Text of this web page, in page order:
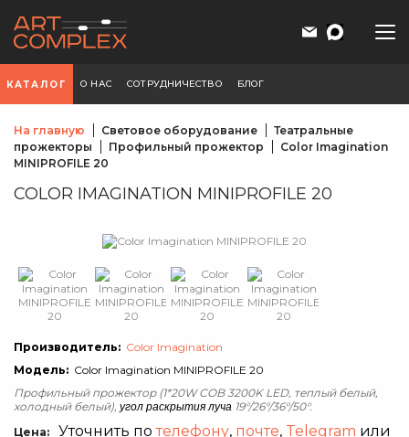
КАТАЛОГ О НАС СОТРУДНИЧЕСТВО БЛОГ
На главную Световое оборудование
Театральные
прожекторы
Профильный прожектор
Color Imagination
MINIPROFILE 20
COLOR IMAGINATION MINIPROFILE 20
Производитель: Color Imagination
Модель: Color Imagination MINIPROFILE 20
Профильный прожектор (1*20W COB 3200K LED, теплый белый,
холодный белый), угол раскрытия луча 19°/26°/36°/50°.
Цена:
Уточнить потелефону, почте, Telegram или